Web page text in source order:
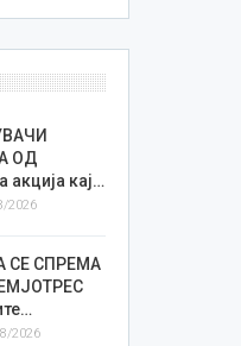
ОД
кај…
2026
СЕ СПРЕМА
2026